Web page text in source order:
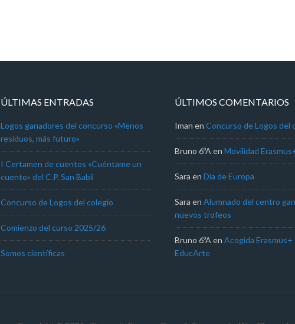
ÚLTIMAS ENTRADAS
Logos ganadores del concurso «Menos
residuos, más futuro»
I Certamen de cuentos «Cuéntame un
cuento» del C.P. San Babil
Concurso de Logos del colegio
Comienzo del curso 2025/26
Somos científicas
ÚLTIMOS COMENTARIOS
Iman en Concurso de Logos del
Bruno 6ºA en Movilidad
Sara en Día de Europa
Sara en Alumnado del centro
nuevos trofeos
Bruno 6ºA en Acogida Erasmus+
EducArte